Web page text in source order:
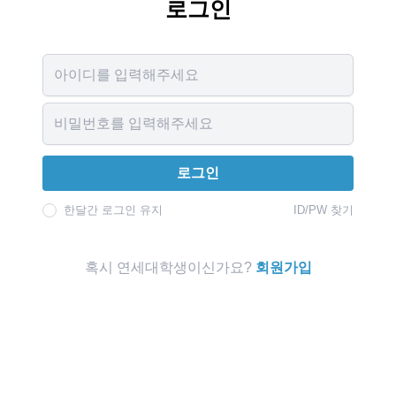
로그인
로그인
한달간 로그인 유지 ID/PW 찾기
혹시 연세대학생이신가요? 회원가입